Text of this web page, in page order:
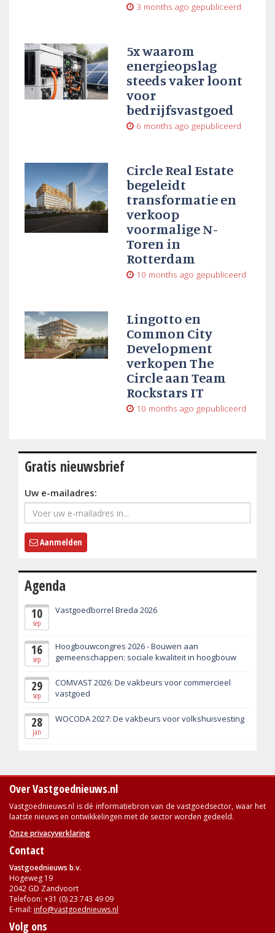
3 months ago gepubliceerd
5x waarom
energieopslag
steeds vaker loont
voor
bedrijfsvastgoed
6 months ago gepubliceerd
Circle Real Estate
begeleidt
transformatie en
verkoop
voormalige N-
Toren in
Rotterdam
10 months ago gepubliceerd
Lingotto en
Common City
Development
verkopen The
Circle aan Team
Rockstars IT
10 months ago gepubliceerd
Gratis nieuwsbrief
Uw e-mailadres:
Aanmelden
Agenda
10
sep
Vastgoedborrel Breda 2026
16
sep
Hoogbouwcongres 2026 - Bouwen aan
gemeenschappen: sociale kwaliteit in hoogbouw
29
sep
COMVAST 2026: De vakbeurs voor commercieel
vastgoed
28
jan
WOCODA 2027: De vakbeurs voor volkshuisvesting
Over Vastgoednieuws.nl
Vastgoednieuws.nl is dé informatiebron van de vastgoedsector, waar het
laatste nieuws en ontwikkelingen met de sector worden gedeeld.
Onze privacyverklaring
Contact
Vastgoednieuws b.v.
Hogeweg 19
2042 GD Zandvoort
Telefoon: +31 (0) 23 743 49 09
E-mail: info@vastgoednieuws.nl
Volg ons